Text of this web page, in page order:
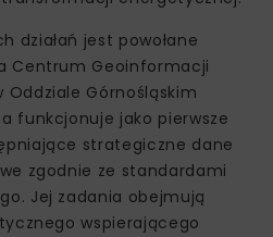
jest powołane
Centrum Geoinformacji
Górnośląskim
funkcjonuje jako pierwsze
strategiczne dane
zgodnie ze standardami
Jej zadania obejmują
wspierającego